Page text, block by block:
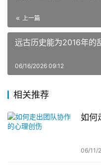
上一篇
远古历史能为2016年的
06/16/2026 09:12
相关推荐
如何
06/11/